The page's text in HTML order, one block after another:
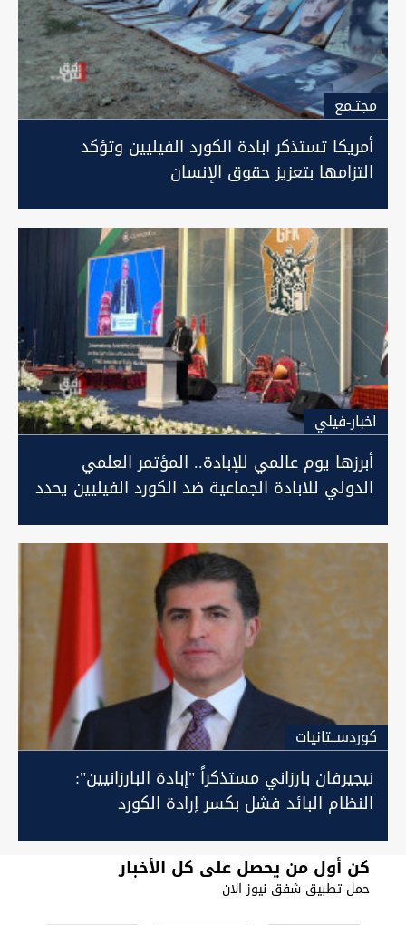
مجتـمع
أمريكا تستذكر ابادة الكورد الفيليين وتؤكد
التزامها بتعزيز حقوق الإنسان
اخبار-فيلي
أبرزها يوم عالمي للإبادة.. المؤتمر العلمي
الدولي للابادة الجماعية ضد الكورد الفيليين يحدد
كوردســتانيات
نيجيرفان بارزاني مستذكراً "إبادة البارزانيين":
النظام البائد فشل بكسر إرادة الكورد
كن أول من يحصل على كل الأخبار
حمل تطبيق شفق نيوز الان